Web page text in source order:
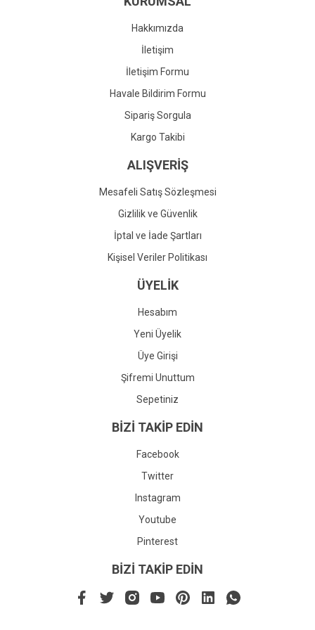
Gönder
Hakkımızda
İletişim
İletişim Formu
Havale Bildirim Formu
Sipariş Sorgula
Kargo Takibi
ALIŞVERİŞ
Mesafeli Satış Sözleşmesi
Gizlilik ve Güvenlik
İptal ve İade Şartları
Kişisel Veriler Politikası
ÜYELİK
Hesabım
Yeni Üyelik
Üye Girişi
Şifremi Unuttum
Sepetiniz
BİZİ TAKİP EDİN
Facebook
Twitter
Instagram
Youtube
Pinterest
BİZİ TAKİP EDİN